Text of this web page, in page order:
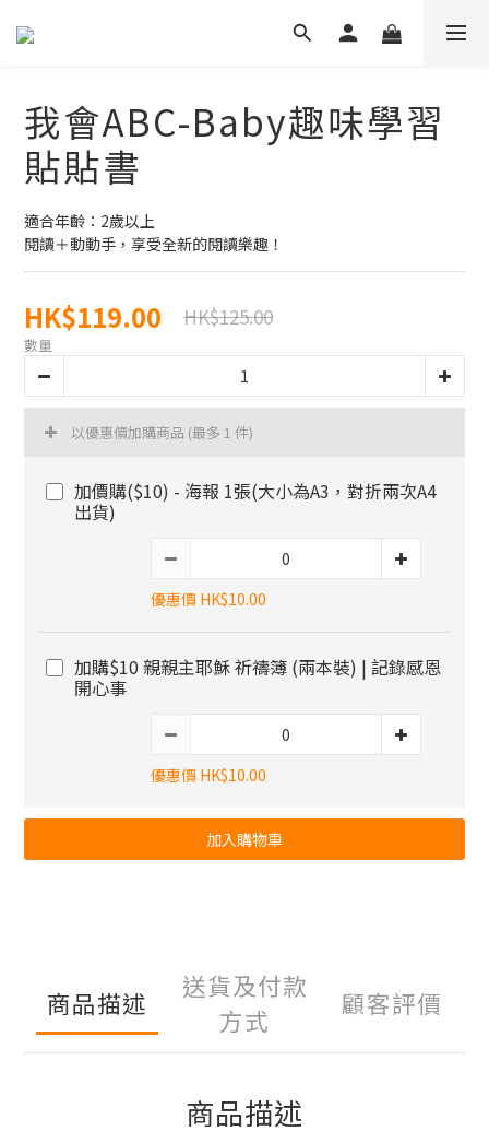
我會ABC-Baby趣味學習
貼貼書
適合年齡：2歲以上
閱讀＋動動手，享受全新的閱讀樂趣！
HK$119.00 HK$125.00
數量
以優惠價加購商品 (最多 1 件)
加價購($10) - 海報 1張(大小為A3，對折兩次A4
出貨)
優惠價 HK$10.00
加購$10 親親主耶穌 祈禱簿 (兩本裝) | 記錄感恩
開心事
優惠價 HK$10.00
加入購物車
商品描述
送貨及付款
方式
顧客評價
商品描述